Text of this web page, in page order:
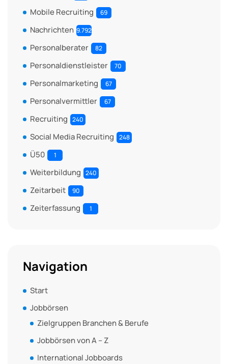
Mobile Recruiting 69
Nachrichten 9.792
Personalberater 82
Personaldienstleister 70
Personalmarketing 67
Personalvermittler 67
Recruiting 240
Social Media Recruiting 248
Ü50 1
Weiterbildung 240
Zeitarbeit 90
Zeiterfassung 1
Navigation
Start
Jobbörsen
Zielgruppen Branchen & Berufe
Jobbörsen von A – Z
International Jobboards